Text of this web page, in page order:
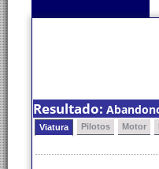
Resultado:
Viatura Pilotos Motor